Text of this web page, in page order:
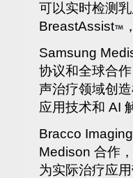
可以实时检测
BreastAssist
Samsung
协议和全球合
声治疗领域创
应用技术和 AI
Bracco
Medison 合作
为实际治疗应